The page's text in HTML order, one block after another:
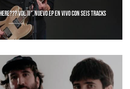
VOL. II”, NUEVO EP EN VIVO CON SEIS TRACKS